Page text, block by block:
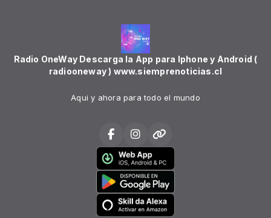
Radio OneWay Descarga la App para Iphone y Android (
radiooneway ) www.siemprenoticias.cl
Aqui y ahora para todo el mundo